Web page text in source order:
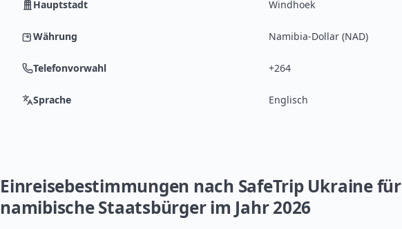
Hauptstadt Windhoek
Währung Namibia-Dollar (NAD)
Telefonvorwahl +264
Sprache Englisch
Einreisebestimmungen nach SafeTrip Ukraine für
namibische Staatsbürger im Jahr 2026